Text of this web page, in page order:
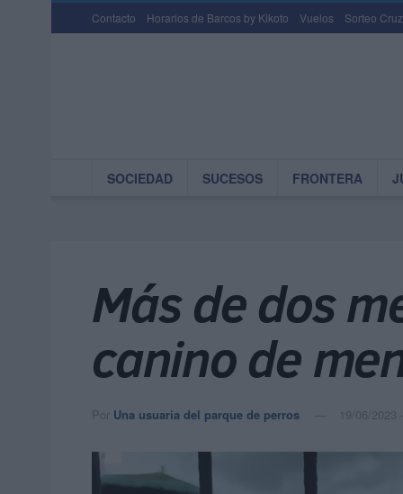
Contacto Horarios de Barcos by Kikoto Vuelos Sorteo
SOCIEDAD SUCESOS FRONTERA
Más de dos
canino de
Por Una usuaria del parque de perros 19/06/2023